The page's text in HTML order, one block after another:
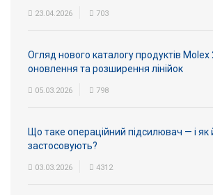
23.04.2026 703
Огляд нового каталогу продуктів Molex
оновлення та розширення лінійок
05.03.2026 798
Що таке операційний підсилювач — і як
застосовують?
03.03.2026 4312